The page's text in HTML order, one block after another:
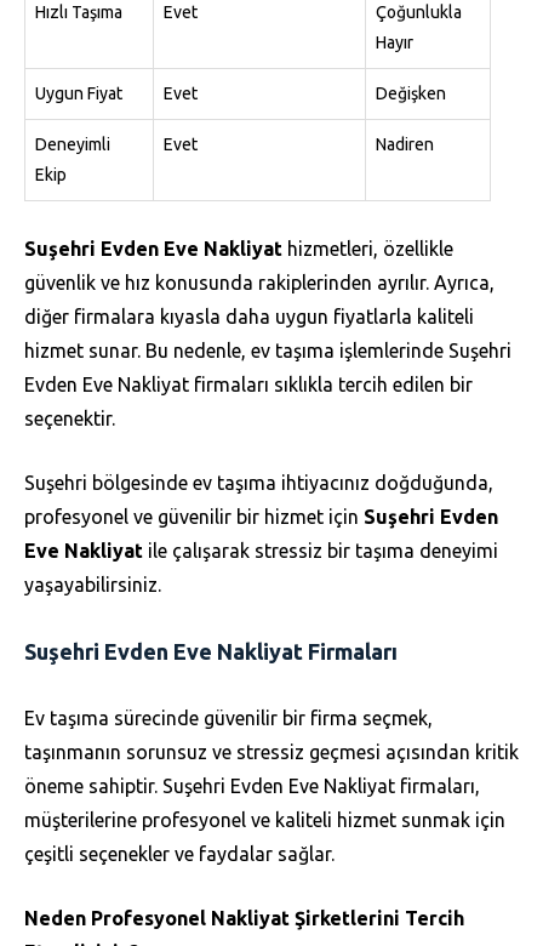
Hızlı Taşıma Evet
Çoğunlukla
Hayır
Uygun Fiyat Evet Değişken
Deneyimli
Ekip
Evet Nadiren
Suşehri Evden Eve Nakliyat hizmetleri, özellikle
güvenlik ve hız konusunda rakiplerinden ayrılır. Ayrıca,
diğer firmalara kıyasla daha uygun fiyatlarla kaliteli
hizmet sunar. Bu nedenle, ev taşıma işlemlerinde Suşehri
Evden Eve Nakliyat firmaları sıklıkla tercih edilen bir
seçenektir.
Suşehri bölgesinde ev taşıma ihtiyacınız doğduğunda,
profesyonel ve güvenilir bir hizmet için Suşehri Evden
Eve Nakliyat ile çalışarak stressiz bir taşıma deneyimi
yaşayabilirsiniz.
Suşehri Evden Eve Nakliyat Firmaları
Ev taşıma sürecinde güvenilir bir firma seçmek,
taşınmanın sorunsuz ve stressiz geçmesi açısından kritik
öneme sahiptir. Suşehri Evden Eve Nakliyat firmaları,
müşterilerine profesyonel ve kaliteli hizmet sunmak için
çeşitli seçenekler ve faydalar sağlar.
Neden Profesyonel Nakliyat Şirketlerini Tercih